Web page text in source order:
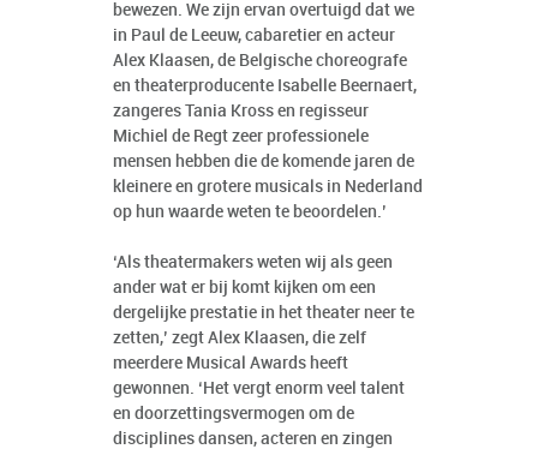
bewezen. We zijn ervan overtuigd dat we
in Paul de Leeuw, cabaretier en acteur
Alex Klaasen, de Belgische choreografe
en theaterproducente Isabelle Beernaert,
zangeres Tania Kross en regisseur
Michiel de Regt zeer professionele
mensen hebben die de komende jaren de
kleinere en grotere musicals in Nederland
op hun waarde weten te beoordelen.’
‘Als theatermakers weten wij als geen
ander wat er bij komt kijken om een
dergelijke prestatie in het theater neer te
zetten,’ zegt Alex Klaasen, die zelf
meerdere Musical Awards heeft
gewonnen. ‘Het vergt enorm veel talent
en doorzettingsvermogen om de
disciplines dansen, acteren en zingen